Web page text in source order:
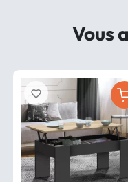
Vous
favorite_border